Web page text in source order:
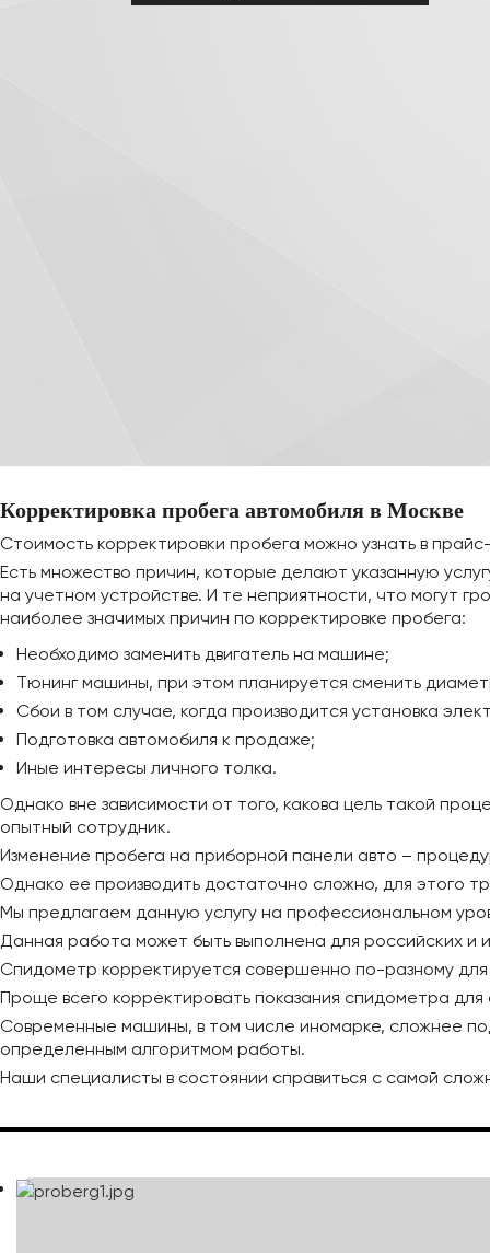
Корректировка пробега автомобиля в Москве
Стоимость корректировки пробега можно узнать в
Есть множество причин, которые делают указанную
на учетном устройстве. И те неприятности, что могут
наиболее значимых причин по корректировке пробега:
Необходимо заменить двигатель на машине;
Тюнинг машины, при этом планируется сменить
Сбои в том случае, когда производится установка
Подготовка автомобиля к продаже;
Иные интересы личного толка.
Однако вне зависимости от того, какова цель такой
опытный сотрудник.
Изменение пробега на приборной панели авто –
Однако ее производить достаточно сложно, для этого
Мы предлагаем данную услугу на профессиональном
Данная работа может быть выполнена для российских
Спидометр корректируется совершенно по-разному
Проще всего корректировать показания спидометра
Современные машины, в том числе иномарке, сложнее
определенным алгоритмом работы.
Наши специалисты в состоянии справиться с самой